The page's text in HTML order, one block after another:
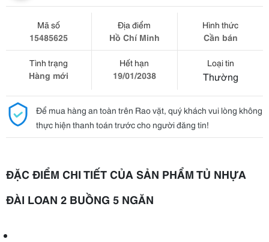
Mã số
15485625
Địa điểm
Hồ Chí Minh
Hình thức
Cần bán
Tình trạng
Hàng mới
Hết hạn
19/01/2038
Loại tin
Thường
Để mua hàng an toàn trên Rao vặt, quý khách vui lòng không
thực hiện thanh toán trước cho người đăng tin!
ĐẶC ĐIỂM CHI TIẾT CỦA SẢN PHẨM TỦ NHỰA
ĐÀI LOAN 2 BUỒNG 5 NGĂN